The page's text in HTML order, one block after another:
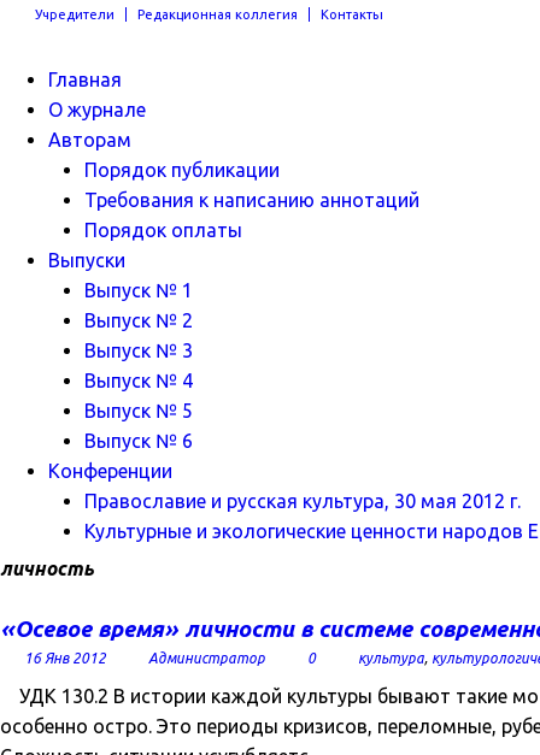
Учредители Редакционная коллегия Контакты
Главная
О журнале
Авторам
Порядок публикации
Требования к написанию аннотаций
Порядок оплаты
Выпуски
Выпуск № 1
Выпуск № 2
Выпуск № 3
Выпуск № 4
Выпуск № 5
Выпуск № 6
Конференции
Православие и русская культура, 30 мая 2012 г.
Культурные и экологические ценности народов
личность
«Осевое время» личности в системе
16 Янв 2012 Администратор 0 культура,
УДК 130.2 В истории каждой культуры бывают такие
особенно остро. Это периоды кризисов, переломные,